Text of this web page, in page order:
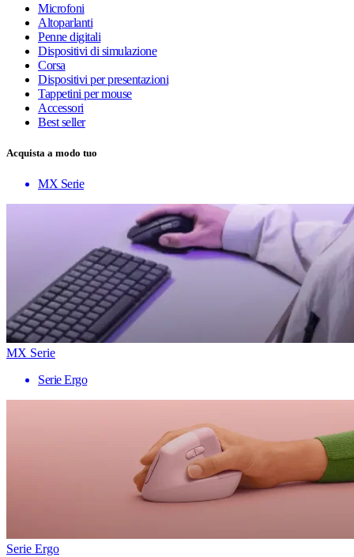
Microfoni
Altoparlanti
Penne digitali
Dispositivi di simulazione
Corsa
Dispositivi per presentazioni
Tappetini per mouse
Accessori
Best seller
Acquista a modo tuo
MX Serie
MX Serie
Serie Ergo
Serie Ergo